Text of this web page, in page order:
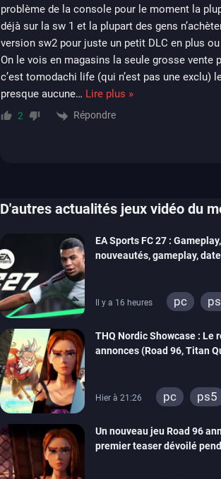
problème de la console pour le moment la
déjà sur la sw 1 et la plupart des gens
version sw2 pour juste un petit DLC en plus
On le vois en magasins la seule grosse vente
c’est tomodachi life (qui n’est pas une exclu)
presque aucune… Lire plus »
2 Répondre
D'autres actualités jeux vidéo du
EA Sports FC 27 :
nouveautés, gameplay,
Il y a 16 heures pc
THQ Nordic Showcase : Le
annonces (Road 96, Titan
Hier à 21:26 pc ps5
xbox one
Un nouveau jeu Road 96
premier teaser dévoilé